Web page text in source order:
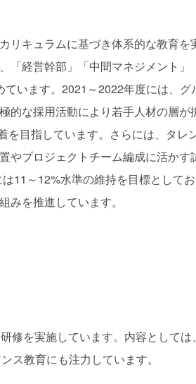
リキュラムに基づき体系的な教育を
経営幹部」「中間マネジメント」
ています。2021～2022年度には、グ
的な採用活動により若手人材の層が
を目指しています。さらには、タレ
やプロジェクトチーム編成に活かす
11～12%水準の維持を目標としてお
を推進しています。
を実施しています。内容としては、
ス教育にも注力しています。